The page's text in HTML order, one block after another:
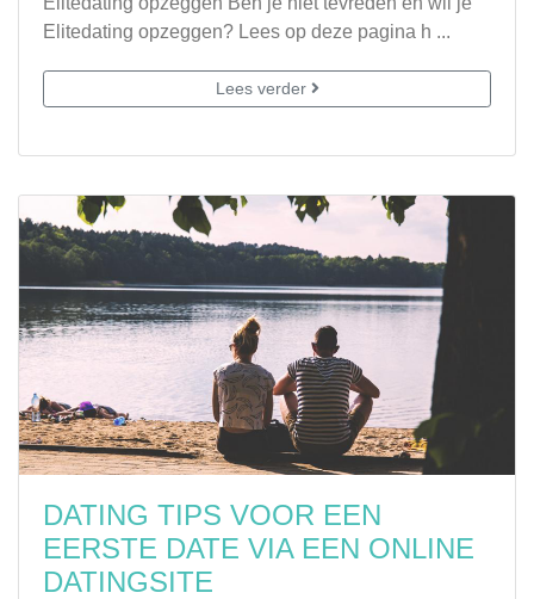
Elitedating opzeggen? Lees op deze pagina h ...
Lees verder
DATING TIPS VOOR EEN
EERSTE DATE VIA EEN ONLINE
DATINGSITE